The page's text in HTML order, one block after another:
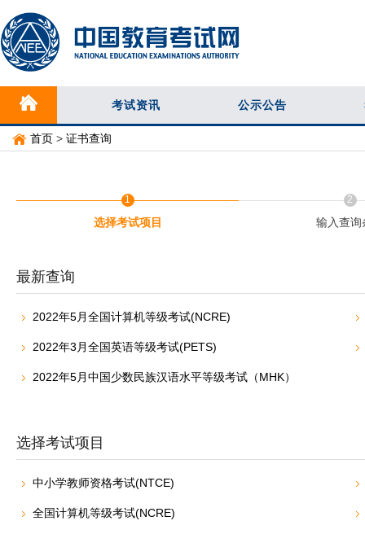
考试资讯 公示公告
首页 > 证书查询
1
选择考试项目
2
输入查询
最新查询
2022年5月全国计算机等级考试(NCRE)
2022年3月全国英语等级考试(PETS)
2022年5月中国少数民族汉语水平等级考试（MHK）
选择考试项目
中小学教师资格考试(NTCE)
全国计算机等级考试(NCRE)